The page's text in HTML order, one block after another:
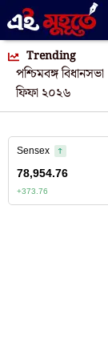
Trending
পশ্চিমবঙ্গ বিধানসভা
ফিফা ২০২৬